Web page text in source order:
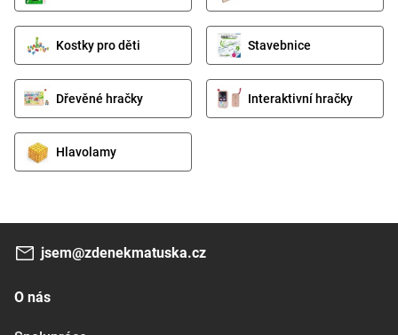
Kostky pro děti Stavebnice
Dřevěné hračky Interaktivní hračky
Hlavolamy
jsem@zdenekmatuska.cz
O nás